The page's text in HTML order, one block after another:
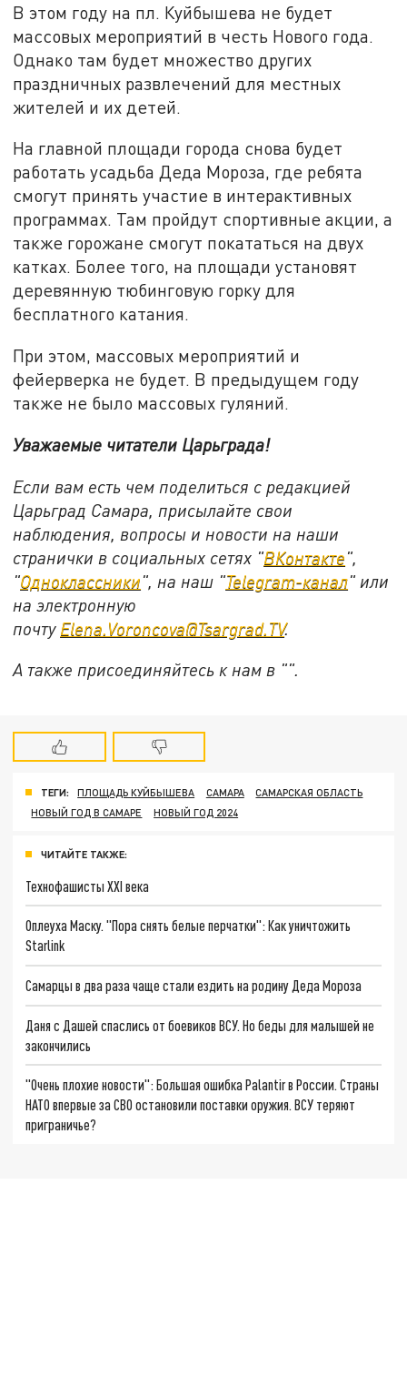
В этом году на пл. Куйбышева не будет
массовых мероприятий в честь Нового года.
Однако там будет множество других
праздничных развлечений для местных
жителей и их детей.
На главной площади города снова будет
работать усадьба Деда Мороза, где ребята
смогут принять участие в интерактивных
программах. Там пройдут спортивные акции, а
также горожане смогут покататься на двух
катках. Более того, на площади установят
деревянную тюбинговую горку для
бесплатного катания.
При этом, массовых мероприятий и
фейерверка не будет. В предыдущем году
также не было массовых гуляний.
Уважаемые читатели Царьграда!
Если вам есть чем поделиться с редакцией
Царьград Самара, присылайте свои
наблюдения, вопросы и новости на наши
странички в социальных сетях "ВКонтакте",
"Одноклассники", на наш "Telegram-канал" или
на электронную
почту Elena.Voroncova@Tsargrad.TV.
А также присоединяйтесь к нам в "".
ТЕГИ: ПЛОЩАДЬ КУЙБЫШЕВА САМАРА
САМАРСКАЯ ОБЛАСТЬ
НОВЫЙ ГОД В САМАРЕ
НОВЫЙ ГОД 2024
ЧИТАЙТЕ ТАКЖЕ:
Технофашисты XXI века
Оплеуха Маску. "Пора снять белые перчатки": Как уничтожить
Starlink
Самарцы в два раза чаще стали ездить на родину Деда Мороза
Даня с Дашей спаслись от боевиков ВСУ. Но беды для малышей не
закончились
"Очень плохие новости": Большая ошибка Palantir в России. Страны
НАТО впервые за СВО остановили поставки оружия. ВСУ теряют
приграничье?